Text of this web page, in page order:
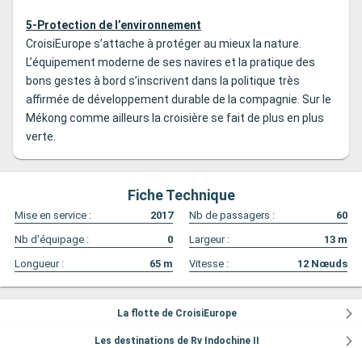
5-Protection de l’environnement
CroisiEurope s’attache à protéger au mieux la nature.
L’équipement moderne de ses navires et la pratique des
bons gestes à bord s’inscrivent dans la politique très
affirmée de développement durable de la compagnie. Sur le
Mékong comme ailleurs la croisière se fait de plus en plus
verte.
Fiche Technique
Mise en service : 2017 Nb de passagers :
60
Nb d'équipage :
0 Largeur : 13 m
Longueur :
65 m Vitesse : 12 Nœuds
La flotte de CroisiEurope
Les destinations de Rv Indochine II